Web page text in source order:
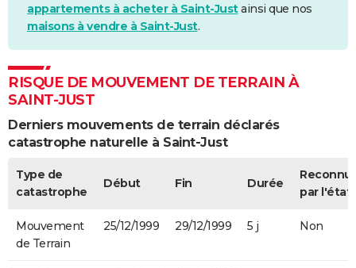
appartements à acheter à Saint-Justainsi que nos
maisons à vendre à Saint-Just.
RISQUE DE MOUVEMENT DE TERRAIN À
SAINT-JUST
Derniers mouvements de terrain déclarés
catastrophe naturelle à Saint-Just
Type de
catastrophe
Début Fin Durée
par l'état
Mouvement
de Terrain
25/12/1999 29/12/1999 5 j Non